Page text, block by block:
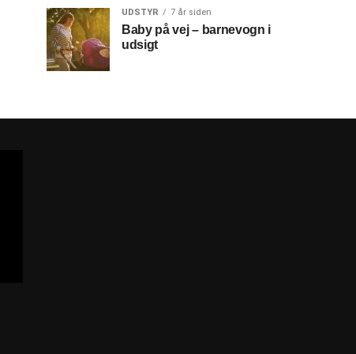
UDSTYR 7 år siden
Baby på vej – barnevogn i
udsigt